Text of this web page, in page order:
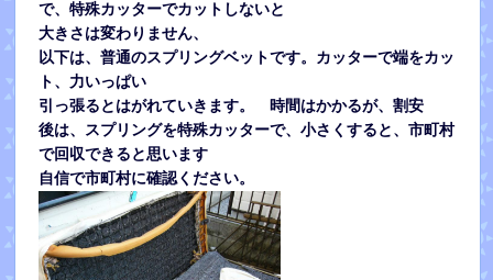
で、特殊カッターでカットしないと
大きさは変わりません、
以下は、普通のスプリングベットです。カッターで端をカッ
ト、力いっぱい
引っ張るとはがれていきます。 時間はかかるが、割安
後は、スプリングを特殊カッターで、小さくすると、市町村
で回収できると思います
自信で市町村に確認ください。